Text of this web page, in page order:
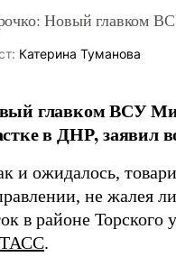
Новый главком
Катерина Туманова
главком ВСУ
в ДНР, заявил
и ожидалось,
не жалея
в районе Торского
ТАСС.